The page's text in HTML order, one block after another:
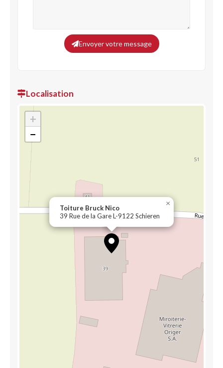
Envoyer votre message
Localisation
Toiture Bruck Nico
39 Rue de la Gare L-9122 Schieren
×
+
−